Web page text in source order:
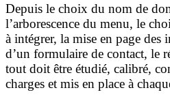
Depuis le choix du nom de
l’arborescence du menu, le
à intégrer, la mise en page des
d’un formulaire de contact, le
tout doit être étudié, calibré,
charges et mis en place à